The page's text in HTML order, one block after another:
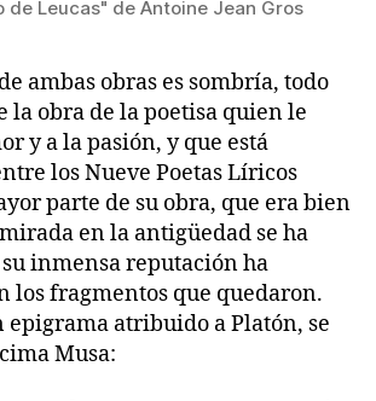
de Leucas" de Antoine Jean Gros
ambas obras es sombría, todo
la obra de la poetisa quien le
y a la pasión, y que está
los Nueve Poetas Líricos
parte de su obra, que era bien
en la antigüedad se ha
inmensa reputación ha
los fragmentos que quedaron.
epigrama atribuido a Platón, se
Musa: